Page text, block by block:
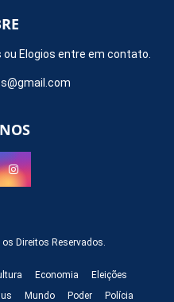
Elogios entre em contato.
Direitos Reservados.
Economia
Eleições
Mundo Poder Polícia